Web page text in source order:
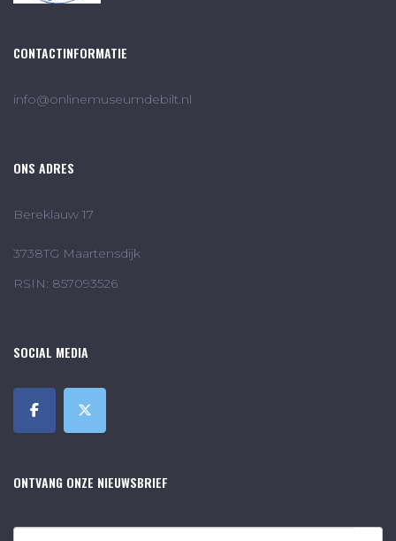
CONTACTINFORMATIE
info@onlinemuseumdebilt.nl
ONS ADRES
Bereklauw 17
3738TG Maartensdijk
RSIN: 857093526
SOCIAL MEDIA
ONTVANG ONZE NIEUWSBRIEF